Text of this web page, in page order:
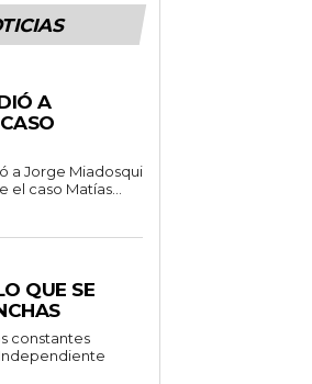
A
a Jorge Miadosqui
el caso Matías...
QUE SE
constantes